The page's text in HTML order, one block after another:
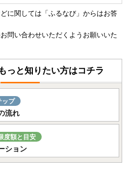
に関しては「ふるなび」からはお答
問い合わせいただくようお願いいた
っと知りたい方はコチラ
ップ
流れ
度額と目安
ション